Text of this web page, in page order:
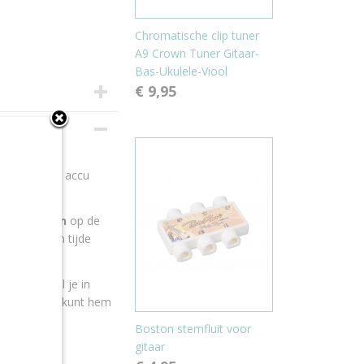
accu
360 graden op de
hij te allen tijde
Speel je in
360. Je kunt hem
Chromatische clip tuner
A9 Crown Tuner Gitaar-
Bas-Ukulele-Viool
€ 9,95
Boston stemfluit voor
gitaar